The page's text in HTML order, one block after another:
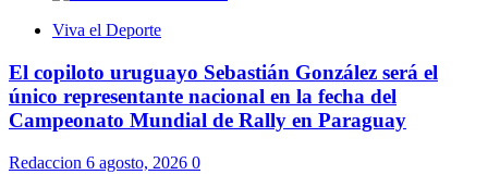
Viva el Deporte
El copiloto uruguayo Sebastián González será el
único representante nacional en la fecha del
Campeonato Mundial de Rally en Paraguay
Redaccion 6 agosto, 2026 0